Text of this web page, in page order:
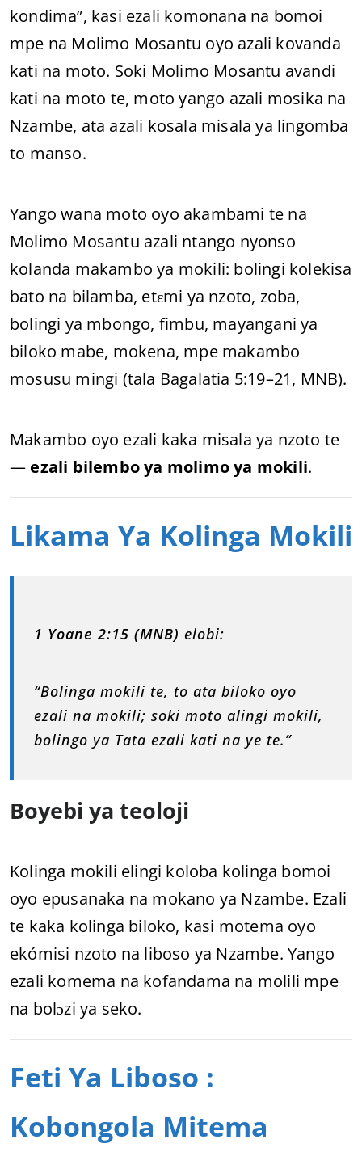
kondima”, kasi ezali komonana na bomoi
mpe na Molimo Mosantu oyo azali kovanda
kati na moto. Soki Molimo Mosantu avandi
kati na moto te, moto yango azali mosika na
Nzambe, ata azali kosala misala ya lingomba
to manso.
Yango wana moto oyo akambami te na
Molimo Mosantu azali ntango nyonso
kolanda makambo ya mokili: bolingi kolekisa
bato na bilamba, etɛmi ya nzoto, zoba,
bolingi ya mbongo, fimbu, mayangani ya
biloko mabe, mokena, mpe makambo
mosusu mingi (tala Bagalatia 5:19–21, MNB).
Makambo oyo ezali kaka misala ya nzoto te
— ezali bilembo ya molimo ya mokili.
Likama Ya Kolinga Mokili
1 Yoane 2:15 (MNB) elobi:
“Bolinga mokili te, to ata biloko oyo
ezali na mokili; soki moto alingi mokili,
bolingo ya Tata ezali kati na ye te.”
Boyebi ya teoloji
Kolinga mokili elingi koloba kolinga bomoi
oyo epusanaka na mokano ya Nzambe. Ezali
te kaka kolinga biloko, kasi motema oyo
ekómisi nzoto na liboso ya Nzambe. Yango
ezali komema na kofandama na molili mpe
na bolɔzi ya seko.
Feti Ya Liboso :
Kobongola Mitema